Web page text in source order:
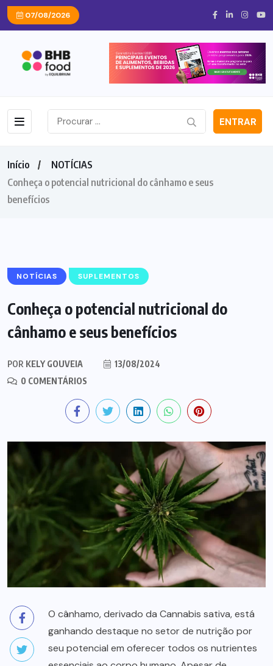
07/08/2026
ENTRAR
Início
NOTÍCIAS
Conheça o potencial nutricional do cânhamo e seus
benefícios
NOTÍCIAS SUPLEMENTOS
Conheça o potencial nutricional do
cânhamo e seus benefícios
POR KELY GOUVEIA
13/08/2024
0 COMENTÁRIOS
O cânhamo, derivado da Cannabis sativa, está
ganhando destaque no setor de nutrição por
seu potencial em oferecer todos os nutrientes